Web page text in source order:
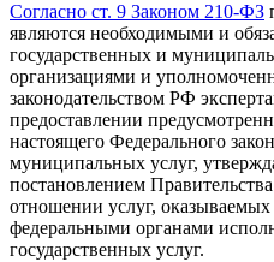
Согласно ст. 9 Законом 210-ФЗ
являются необходимыми и
государственных и
организациями и
законодательством РФ
предоставлении
настоящего Федерального
муниципальных услуг,
постановлением
отношении услуг, оказываемых
федеральными органами
государственных услуг.